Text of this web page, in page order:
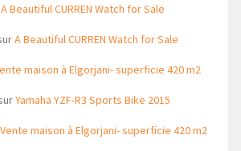
A Beautiful CURREN Watch for Sale
A Beautiful CURREN Watch for Sale
maison à Elgorjani- superficie 420 m2
Yamaha YZF-R3 Sports Bike 2015
Vente maison à Elgorjani- superficie 420 m2